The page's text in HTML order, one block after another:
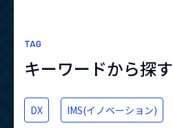
TAG
キーワードから探す
DX IMS(イノベーション)